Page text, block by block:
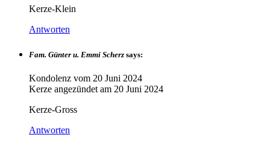
Kerze-Klein
Antworten
Fam. Günter u. Emmi Scherz says:
Kondolenz vom 20 Juni 2024
Kerze angezündet am 20 Juni 2024
Kerze-Gross
Antworten